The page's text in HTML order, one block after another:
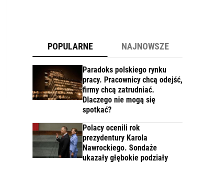
POPULARNE NAJNOWSZE
Paradoks polskiego rynku
pracy. Pracownicy chcą odejść,
firmy chcą zatrudniać.
Dlaczego nie mogą się
spotkać?
Polacy ocenili rok
prezydentury Karola
Nawrockiego. Sondaże
ukazały głębokie podziały